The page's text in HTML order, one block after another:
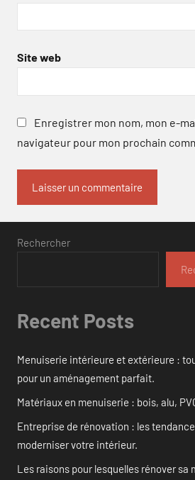
Site web
Enregistrer mon nom, mon e-
navigateur pour mon prochain
Rechercher
Recent Posts
Menuiserie intérieure et extérieure :
pour un aménagement parfait.
Matériaux en menuiserie : bois, alu,
Entreprise de rénovation : les
moderniser votre intérieur.
Les raisons pour lesquelles rénover sa